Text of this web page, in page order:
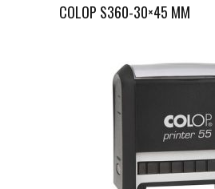
COLOP S360-30×45 MM